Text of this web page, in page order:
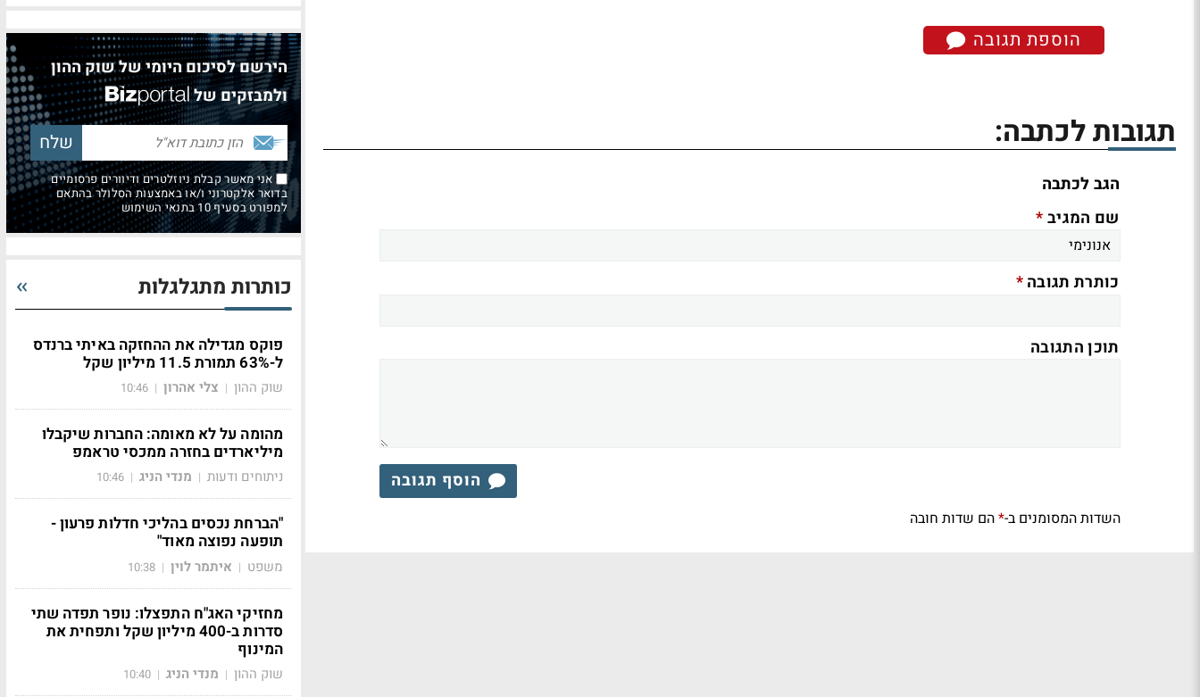
הוספת תגובה
תגובות לכתבה:
הגב לכתבה
שם המגיב*
כותרת תגובה*
תוכן התגובה
הוסף תגובה
השדות המסומנים ב-*הם שדות חובה
הירשם לסיכום היומי של שוק ההון
ולמבזקים של
אני מאשר קבלת ניוזלטרים ודיוורים פרסומיים
בדואר אלקטרוני ו/או באמצעות הסלולר בהתאם
למפורט בסעיף 10 בתנאי השימוש
כותרות מתגלגלות
פוקס מגדילה את ההחזקה באיתי ברנדס
ל-63% תמורת 11.5 מיליון שקל
שוק ההון | צלי אהרון |
10:46
מהומה על לא מאומה: החברות שיקבלו
מיליארדים בחזרה ממכסי טראמפ
ניתוחים ודעות | מנדי הניג |
10:46
"הברחת נכסים בהליכי חדלות פרעון -
תופעה נפוצה מאוד"
משפט | איתמר לוין |
10:38
מחזיקי האג"ח התפצלו: נופר תפדה שתי
סדרות ב-400 מיליון שקל ותפחית את
המינוף
שוק ההון | מנדי הניג |
10:40